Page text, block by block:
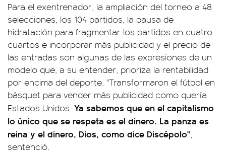
Para el exentrenador, la ampliación del torneo a 48
selecciones, los 104 partidos, la pausa de
hidratación para fragmentar los partidos en cuatro
cuartos e incorporar más publicidad y el precio de
las entradas son algunas de las expresiones de un
modelo que, a su entender, prioriza la rentabilidad
por encima del deporte. "Transformaron el fútbol en
básquet para vender más publicidad como quería
Estados Unidos. Ya sabemos que en el capitalismo
lo único que se respeta es el dinero. La panza es
reina y el dinero, Dios, como dice Discépolo",
sentenció.